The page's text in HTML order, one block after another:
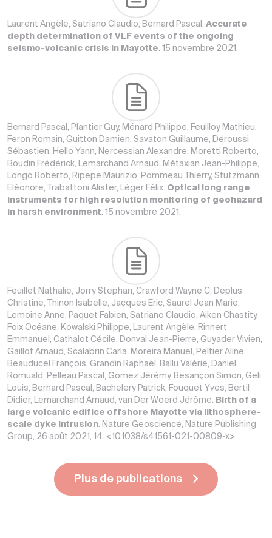
Laurent Angèle, Satriano Claudio, Bernard Pascal. Accurate
depth determination of VLF events of the ongoing
seismo-volcanic crisis in Mayotte. 15 novembre 2021.
Bernard Pascal, Plantier Guy, Ménard Philippe, Feuilloy Mathieu,
Feron Romain, Guitton Damien, Savaton Guillaume, Deroussi
Sébastien, Hello Yann, Nercessian Alexandre, Moretti Roberto,
Boudin Frédérick, Lemarchand Arnaud, Métaxian Jean-Philippe,
Longo Roberto, Ripepe Maurizio, Pommeau Thierry, Stutzmann
Eléonore, Trabattoni Alister, Léger Félix. Optical long range
instruments for high resolution monitoring of geohazard
in harsh environment. 15 novembre 2021.
Feuillet Nathalie, Jorry Stephan, Crawford Wayne C, Deplus
Christine, Thinon Isabelle, Jacques Eric, Saurel Jean Marie,
Lemoine Anne, Paquet Fabien, Satriano Claudio, Aiken Chastity,
Foix Océane, Kowalski Philippe, Laurent Angèle, Rinnert
Emmanuel, Cathalot Cécile, Donval Jean-Pierre, Guyader Vivien,
Gaillot Arnaud, Scalabrin Carla, Moreira Manuel, Peltier Aline,
Beauducel François, Grandin Raphaël, Ballu Valérie, Daniel
Romuald, Pelleau Pascal, Gomez Jérémy, Besançon Simon, Geli
Louis, Bernard Pascal, Bachelery Patrick, Fouquet Yves, Bertil
Didier, Lemarchand Arnaud, van Der Woerd Jérôme. Birth of a
large volcanic edifice offshore Mayotte via lithosphere-
scale dyke intrusion. Nature Geoscience, Nature Publishing
Group, 26 août 2021, 14. <10.1038/s41561-021-00809-x>
Plus de publications